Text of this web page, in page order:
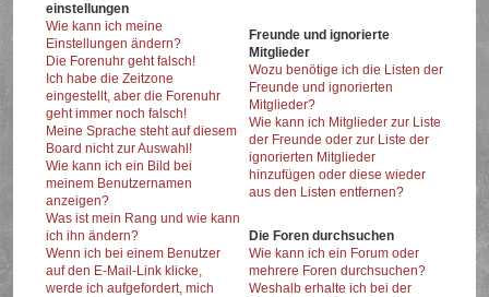
einstellungen
Wie kann ich meine
Einstellungen ändern?
Die Forenuhr geht falsch!
Ich habe die Zeitzone
eingestellt, aber die Forenuhr
geht immer noch falsch!
Meine Sprache steht auf diesem
Board nicht zur Auswahl!
Wie kann ich ein Bild bei
meinem Benutzernamen
anzeigen?
Was ist mein Rang und wie kann
ich ihn ändern?
Wenn ich bei einem Benutzer
auf den E-Mail-Link klicke,
werde ich aufgefordert, mich
Freunde und ignorierte
Mitglieder
Wozu benötige ich die Listen der
Freunde und ignorierten
Mitglieder?
Wie kann ich Mitglieder zur Liste
der Freunde oder zur Liste der
ignorierten Mitglieder
hinzufügen oder diese wieder
aus den Listen entfernen?
Die Foren durchsuchen
Wie kann ich ein Forum oder
mehrere Foren durchsuchen?
Weshalb erhalte ich bei der